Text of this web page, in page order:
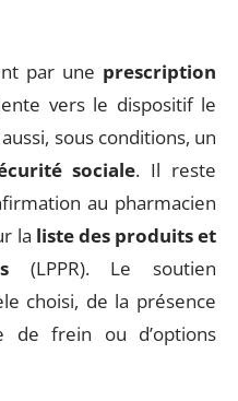
par une prescription
vers le dispositif le
sous conditions, un
sociale. Il reste
au pharmacien
la liste des produits et
(LPPR). Le soutien
choisi, de la présence
de frein ou d’options